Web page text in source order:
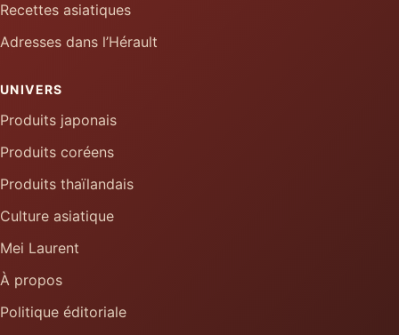
Recettes asiatiques
Adresses dans l’Hérault
UNIVERS
Produits japonais
Produits coréens
Produits thaïlandais
Culture asiatique
Mei Laurent
À propos
Politique éditoriale